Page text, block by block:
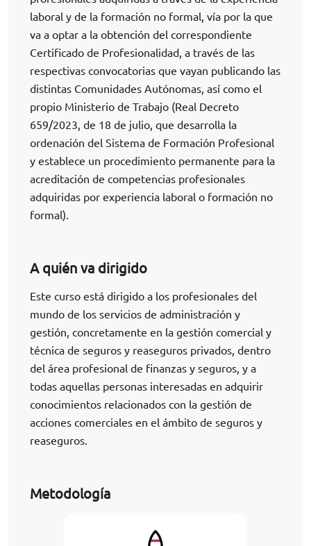
laboral y de la formación no formal, vía por la que
va a optar a la obtención del correspondiente
Certificado de Profesionalidad, a través de las
respectivas convocatorias que vayan publicando las
distintas Comunidades Autónomas, así como el
propio Ministerio de Trabajo (Real Decreto
659/2023, de 18 de julio, que desarrolla la
ordenación del Sistema de Formación Profesional
y establece un procedimiento permanente para la
acreditación de competencias profesionales
adquiridas por experiencia laboral o formación no
formal).
A quién va dirigido
Este curso está dirigido a los profesionales del
mundo de los servicios de administración y
gestión, concretamente en la gestión comercial y
técnica de seguros y reaseguros privados, dentro
del área profesional de finanzas y seguros, y a
todas aquellas personas interesadas en adquirir
conocimientos relacionados con la gestión de
acciones comerciales en el ámbito de seguros y
reaseguros.
Metodología